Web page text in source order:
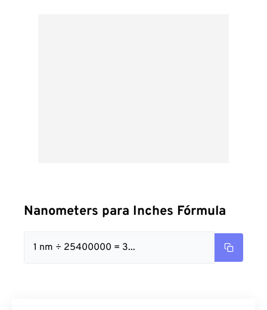
Nanometers para Inches Fórmula
1 nm ÷ 25400000 = 3...